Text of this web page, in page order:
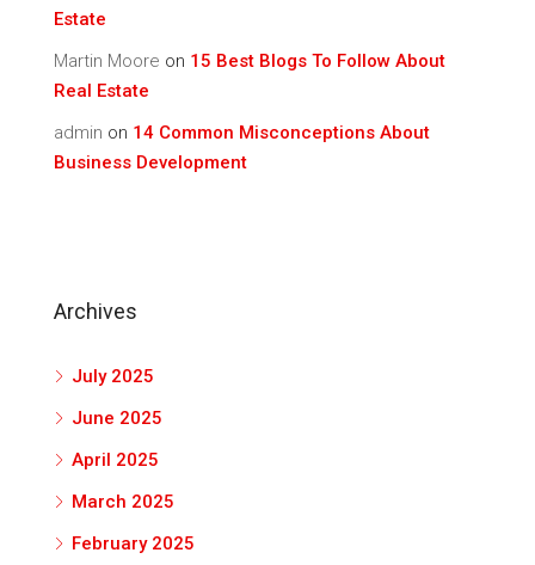
Estate
Martin Moore on 15 Best Blogs To Follow About
Real Estate
admin on 14 Common Misconceptions About
Business Development
Archives
July 2025
June 2025
April 2025
March 2025
February 2025